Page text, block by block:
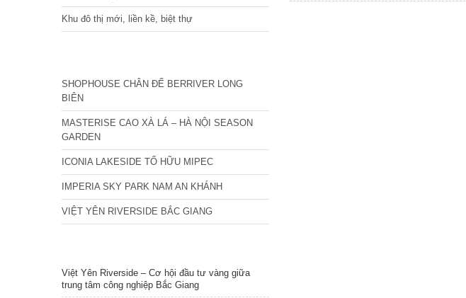
Khu đô thị mới, liền kề, biệt thự
SHOPHOUSE CHÂN ĐẾ BERRIVER LONG
BIÊN
MASTERISE CAO XÀ LÁ – HÀ NỘI SEASON
GARDEN
ICONIA LAKESIDE TỐ HỮU MIPEC
IMPERIA SKY PARK NAM AN KHÁNH
VIỆT YÊN RIVERSIDE BẮC GIANG
Việt Yên Riverside – Cơ hội đầu tư vàng giữa
trung tâm công nghiệp Bắc Giang